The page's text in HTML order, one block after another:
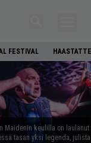
FESTIVAL
Maidenin keulilla on laulanut
tasan yksi legenda,